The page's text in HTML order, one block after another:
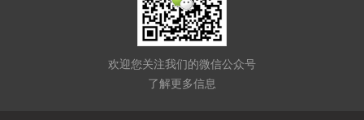
欢迎您关注我们的微信公众号
了解更多信息